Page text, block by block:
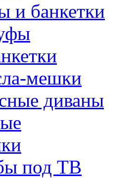
и банкетки
мешки
диваны
под ТВ